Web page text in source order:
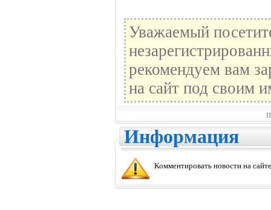
Уважаемый
рекомендуем вам
на сайт под своим
Информация
Комментировать новости на